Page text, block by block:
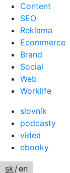
Menu
Content
SEO
Reklama
Ecommerce
Brand
Social
Web
Worklife
slovník
podcasty
videá
ebooky
sk/en